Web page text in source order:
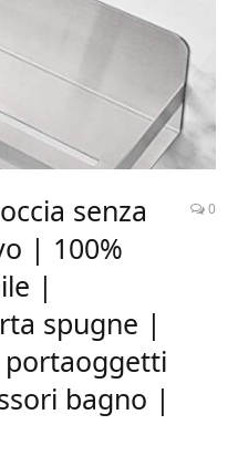
senza
| 100%
|
spugne |
bagno |
0